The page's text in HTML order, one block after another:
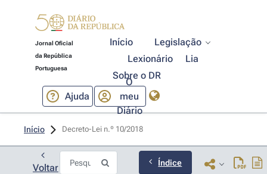
Jornal Oficial
da República
Portuguesa
Início
Legislação
Lexionário
Lia
Sobre o DR
Ajuda
O
meu
Diário
Início Decreto-Lei n.º 10/2018
Voltar Índice